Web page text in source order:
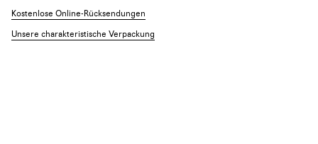
Kostenlose Online-Rücksendungen
Unsere charakteristische Verpackung